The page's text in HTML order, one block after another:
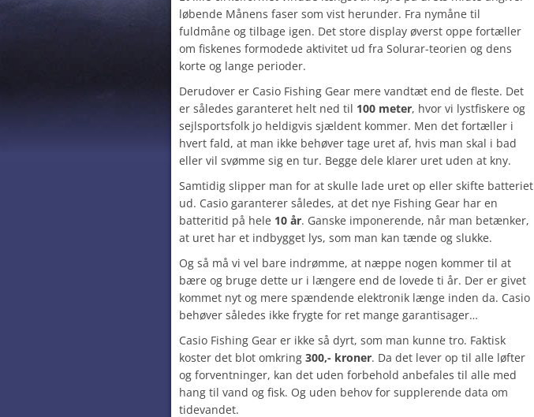
løbende Månens faser som vist herunder. Fra nymåne til
fuldmåne og tilbage igen. Det store display øverst oppe fortæller
om fiskenes formodede aktivitet ud fra Solurar-teorien og dens
korte og lange perioder.
Derudover er Casio Fishing Gear mere vandtæt end de fleste. Det
er således garanteret helt ned til 100 meter, hvor vi lystfiskere og
sejlsportsfolk jo heldigvis sjældent kommer. Men det fortæller i
hvert fald, at man ikke behøver tage uret af, hvis man skal i bad
eller vil svømme sig en tur. Begge dele klarer uret uden at kny.
Samtidig slipper man for at skulle lade uret op eller skifte batteriet
ud. Casio garanterer således, at det nye Fishing Gear har en
batteritid på hele 10 år. Ganske imponerende, når man betænker,
at uret har et indbygget lys, som man kan tænde og slukke.
Og så må vi vel bare indrømme, at næppe nogen kommer til at
bære og bruge dette ur i længere end de lovede ti år. Der er givet
kommet nyt og mere spændende elektronik længe inden da. Casio
behøver således ikke frygte for ret mange garantisager…
Casio Fishing Gear er ikke så dyrt, som man kunne tro. Faktisk
koster det blot omkring 300,- kroner. Da det lever op til alle løfter
og forventninger, kan det uden forbehold anbefales til alle med
hang til vand og fisk. Og uden behov for supplerende data om
tidevandet.